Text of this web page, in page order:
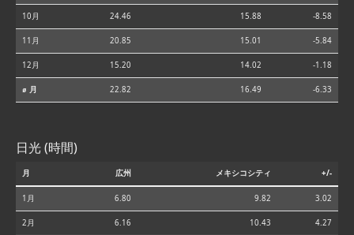
10月 24.46 15.88 -8.58
11月 20.85 15.01 -5.84
12月 15.20 14.02 -1.18
⌀ 月 22.82 16.49 -6.33
日光 (時間)
月 広州 メキシコシティ +/-
1月 6.80 9.82 3.02
2月 6.16 10.43 4.27